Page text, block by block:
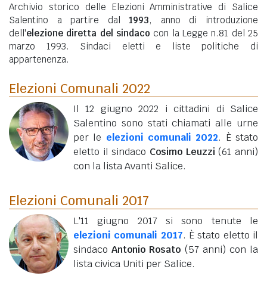
Archivio storico delle Elezioni Amministrative di Salice
Salentino a partire dal1993, anno di introduzione
dell'elezione diretta del sindaco con la Legge n.81 del 25
marzo 1993. Sindaci eletti e liste politiche di
appartenenza.
Elezioni Comunali 2022
Il 12 giugno 2022 i cittadini di Salice
Salentino sono stati chiamati alle urne
per le elezioni comunali 2022. È stato
eletto il sindaco Cosimo Leuzzi (61 anni)
con la lista Avanti Salice.
Elezioni Comunali 2017
L'11 giugno 2017 si sono tenute le
elezioni comunali 2017. È stato eletto il
sindacoAntonio Rosato (57 anni) con la
lista civica Uniti per Salice.